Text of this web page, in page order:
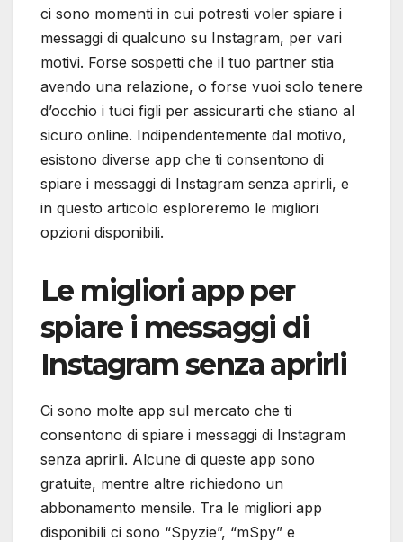
ci sono momenti in cui potresti voler spiare i
messaggi di qualcuno su Instagram, per vari
motivi. Forse sospetti che il tuo partner stia
avendo una relazione, o forse vuoi solo tenere
d’occhio i tuoi figli per assicurarti che stiano al
sicuro online. Indipendentemente dal motivo,
esistono diverse app che ti consentono di
spiare i messaggi di Instagram senza aprirli, e
in questo articolo esploreremo le migliori
opzioni disponibili.
Le migliori app per
spiare i messaggi di
Instagram senza aprirli
Ci sono molte app sul mercato che ti
consentono di spiare i messaggi di Instagram
senza aprirli. Alcune di queste app sono
gratuite, mentre altre richiedono un
abbonamento mensile. Tra le migliori app
disponibili ci sono “Spyzie”, “mSpy” e